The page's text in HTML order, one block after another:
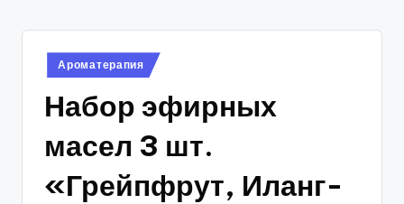
Опубликовано
в
Ароматерапия
Набор эфирных
масел 3 шт.
«Грейпфрут, Иланг-